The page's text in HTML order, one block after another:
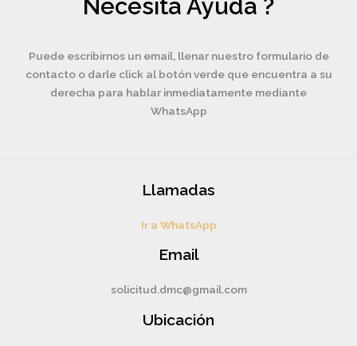
Necesita Ayuda ?
Puede escribirnos un email, llenar nuestro formulario de
contacto o darle click al botón verde que encuentra a su
derecha para hablar inmediatamente mediante
WhatsApp
Llamadas
Ir a WhatsApp
Email
solicitud.dmc@gmail.com
Ubicación